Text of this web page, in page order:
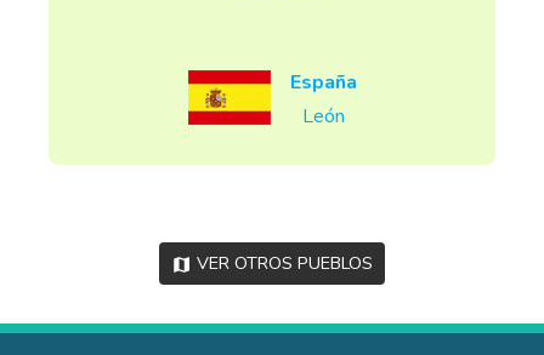
España
León
Ver otros pueblos